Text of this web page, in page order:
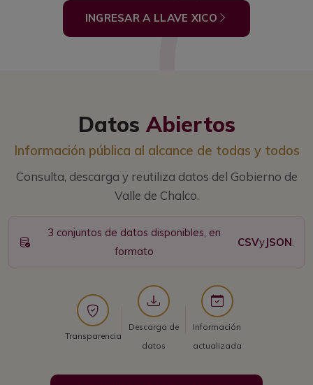
INGRESAR A LLAVE XICO
Datos Abiertos
Información pública al alcance de todas y todos
Consulta, descarga y reutiliza datos del Gobierno de
Valle de Chalco.
3 conjuntos de datos disponibles, en
formato
CSVyJSON
Transparencia
Descarga de
datos
Información
actualizada